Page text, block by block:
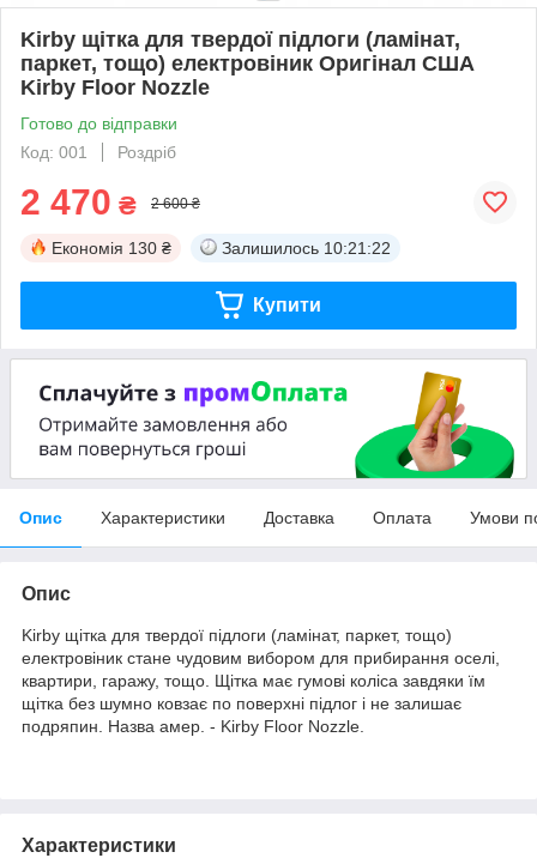
Kirby щітка для твердої підлоги (ламінат,
паркет, тощо) електровіник Оригінал США
Kirby Floor Nozzle
Готово до відправки
Код: 001
Роздріб
2 470 ₴ 2 600 ₴
Економія 130 ₴ Залишилось 10:21:22
Купити
Опис Характеристики Доставка Оплата Умови
Опис
Kirby щітка для твердої підлоги (ламінат, паркет, тощо)
електровіник стане чудовим вибором для прибирання оселі,
квартири, гаражу, тощо. Щітка має гумові коліса завдяки їм
щітка без шумно ковзає по поверхні підлог і не залишає
подряпин. Назва амер. - Kirby Floor Nozzle.
Характеристики